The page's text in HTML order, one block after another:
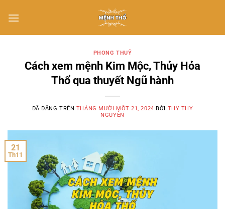
đến
PHONG THUỶ
Cách xem mệnh Kim Mộc, Thủy Hỏa
Thổ qua thuyết Ngũ hành
ĐÃ ĐĂNG TRÊN THÁNG MƯỜI MỘT 21, 2024 BỞI THY THY
NGUYỄN
21
Th11